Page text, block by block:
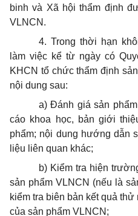
binh và Xã hội thẩm định
VLNCN.
4. Trong thời hạn
làm việc kể từ ngày có
KHCN tổ chức thẩm định
nội dung sau:
a) Đánh giá sản
cáo khoa học, bản giới
phẩm; nội dung hướng dẫn
liệu liên quan khác;
b) Kiểm tra hiện
sản phẩm VLNCN (nếu là
kiểm tra biên bản kết quả
của sản phẩm VLNCN;